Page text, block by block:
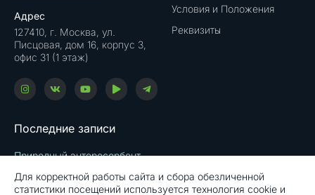
Адрес
127410, г. Москва, ул.
Писцовая, дом 16, корпус 3,
офис 31 (1 этаж)
Условия и Положения
Реквизиты
Последние записи
Природный энтеросорбент
Запор
Для корректной работы сайта и сбора обезличенной
статистики посещений используется технология cookie и